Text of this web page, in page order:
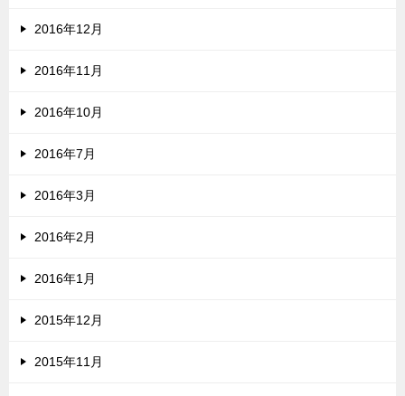
2016年12月
2016年11月
2016年10月
2016年7月
2016年3月
2016年2月
2016年1月
2015年12月
2015年11月